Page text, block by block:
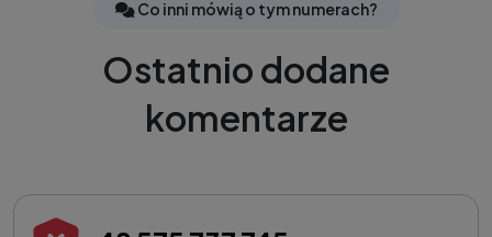
Co inni mówią o tym numerach?
Ostatnio dodane
komentarze